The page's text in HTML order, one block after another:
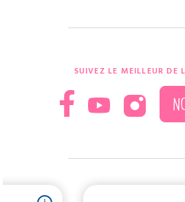
SUIVEZ LE MEILLEUR DE